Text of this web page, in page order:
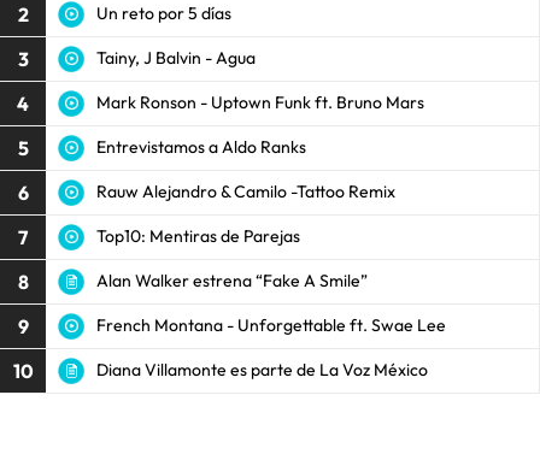
2 Un reto por 5 días
3 Tainy, J Balvin - Agua
4 Mark Ronson - Uptown Funk ft. Bruno Mars
5 Entrevistamos a Aldo Ranks
6 Rauw Alejandro & Camilo -Tattoo Remix
7 Top10: Mentiras de Parejas
8 Alan Walker estrena “Fake A Smile”
9 French Montana - Unforgettable ft. Swae Lee
10 Diana Villamonte es parte de La Voz México